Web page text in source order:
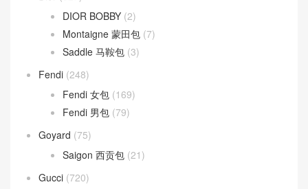
DIOR BOBBY (2)
Montaigne 蒙田包 (7)
Saddle 马鞍包 (3)
Fendi (248)
Fendi 女包 (169)
Fendi 男包 (79)
Goyard (75)
Saigon 西贡包 (21)
Gucci (720)